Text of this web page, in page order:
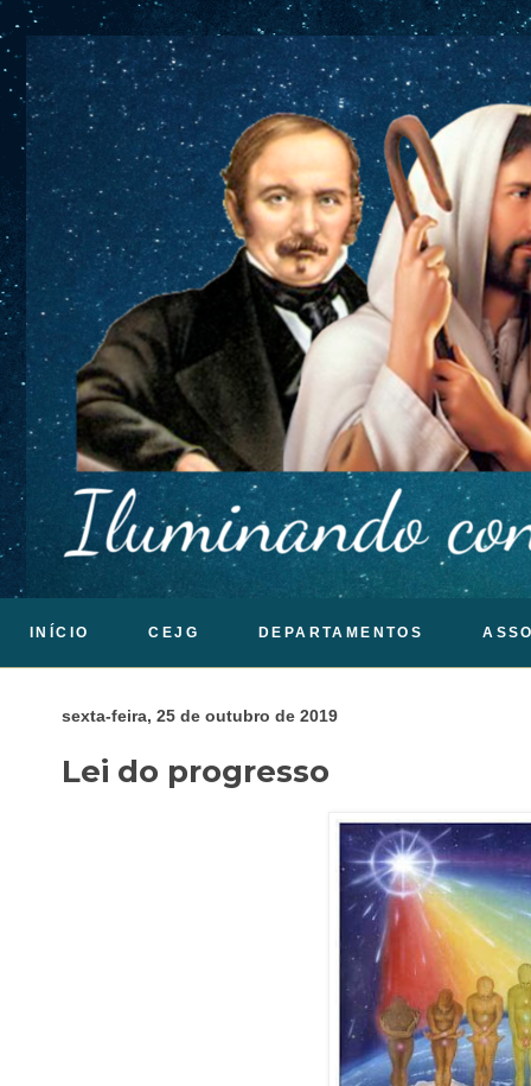
INÍCIO CEJG DEPARTAMENTOS
sexta-feira, 25 de outubro de 2019
Lei do progresso